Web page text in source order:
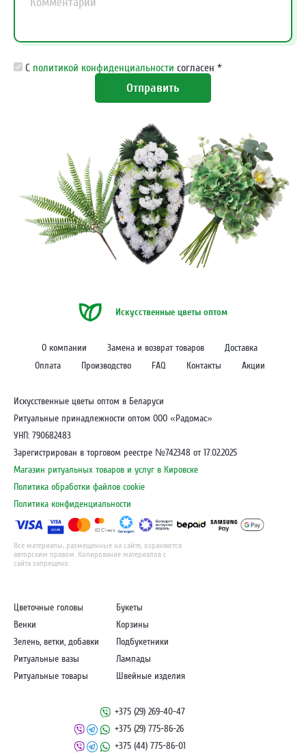
С политикой конфиденциальности согласен *
Отправить
Искусственные цветы оптом
О компании Замена и возврат товаров
Доставка
Оплата
Производство FAQ Контакты Акции
Искусственные цветы оптом в Беларуси
Ритуальные принадлежности оптом ООО «Радомас»
УНП: 790682483
Зарегистрирован в торговом реестре №742348 от 17.02.2025
Магазин ритуальных товаров и услуг в Кировске
Политика обработки файлов cookie
Политика конфиденциальности
Все материалы, размещенные на сайте, охраняются
авторским правом. Копирование материалов с
сайта запрещено.
Цветочные головы
Букеты
Венки
Корзины
Зелень, ветки, добавки
Подбукетники
Ритуальные вазы
Лампады
Ритуальные товары
Швейные изделия
+375 (29) 269-40-47
+375 (29) 775-86-26
+375 (44) 775-86-01